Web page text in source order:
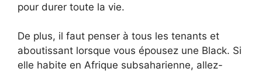
pour durer toute la vie.
De plus, il faut penser à tous les tenants et
aboutissant lorsque vous épousez une Black. Si
elle habite en Afrique subsaharienne, allez-